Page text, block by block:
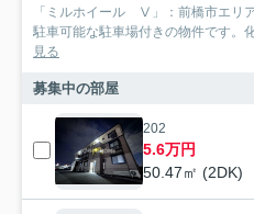
「ミルホイール Ⅴ」：前橋市エリ
駐車可能な駐車場付きの物件です。
見る
募集中の部屋
202
5.6万円
50.47㎡ (2DK)